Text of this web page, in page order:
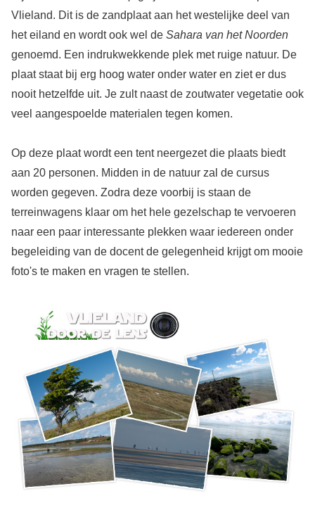
Vlieland. Dit is de zandplaat aan het westelijke deel van
het eiland en wordt ook wel de Sahara van het Noorden
genoemd. Een indrukwekkende plek met ruige natuur. De
plaat staat bij erg hoog water onder water en ziet er dus
nooit hetzelfde uit. Je zult naast de zoutwater vegetatie ook
veel aangespoelde materialen tegen komen.
Op deze plaat wordt een tent neergezet die plaats biedt
aan 20 personen. Midden in de natuur zal de cursus
worden gegeven. Zodra deze voorbij is staan de
terreinwagens klaar om het hele gezelschap te vervoeren
naar een paar interessante plekken waar iedereen onder
begeleiding van de docent de gelegenheid krijgt om mooie
foto's te maken en vragen te stellen.